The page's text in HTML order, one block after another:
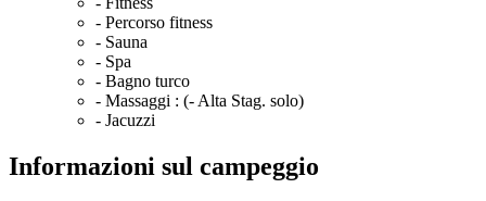
- Percorso fitness
- Sauna
- Spa
- Bagno turco
- Massaggi : (- Alta Stag. solo)
- Jacuzzi
Informazioni sul campeggio